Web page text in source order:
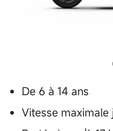
De 6 à 14 ans
Vitesse maximale